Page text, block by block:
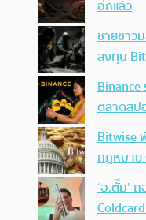
อีกแล้ว
ชายชาว
ลงทุน
ตลาดสป
Bitwise
กฎหมาย
‘อ.ตั๊ม’